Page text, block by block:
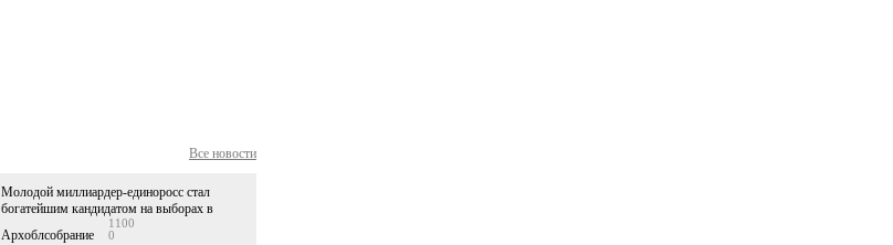
Все новости
Молодой миллиардер-единоросс стал
богатейшим кандидатом на выборах в
Архоблсобрание
1100
0